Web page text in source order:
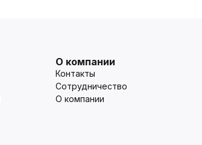
О компании
Контакты
Сотрудничество
О компании